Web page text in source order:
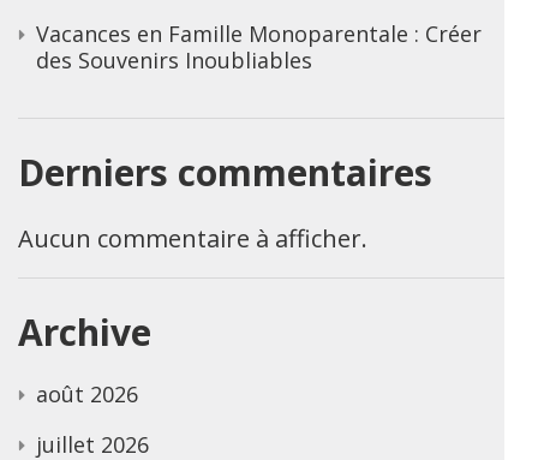
Vacances en Famille Monoparentale : Créer
des Souvenirs Inoubliables
Derniers commentaires
Aucun commentaire à afficher.
Archive
août 2026
juillet 2026